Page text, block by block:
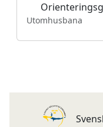
Utomhusbana